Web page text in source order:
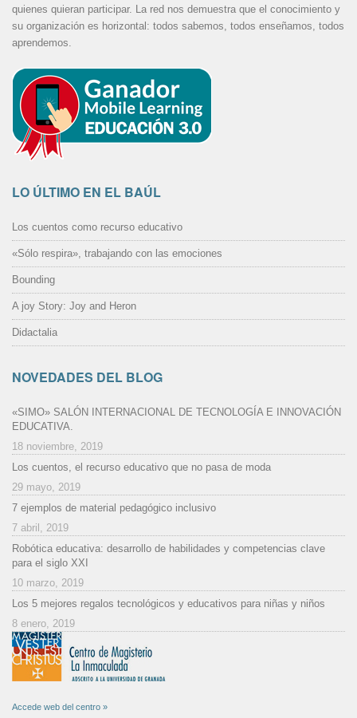
quienes quieran participar. La red nos demuestra que el conocimiento y
su organización es horizontal: todos sabemos, todos enseñamos, todos
aprendemos.
LO ÚLTIMO EN EL BAÚL
Los cuentos como recurso educativo
«Sólo respira», trabajando con las emociones
Bounding
A joy Story: Joy and Heron
Didactalia
NOVEDADES DEL BLOG
«SIMO» SALÓN INTERNACIONAL DE TECNOLOGÍA E INNOVACIÓN
EDUCATIVA.
18 noviembre, 2019
Los cuentos, el recurso educativo que no pasa de moda
29 mayo, 2019
7 ejemplos de material pedagógico inclusivo
7 abril, 2019
Robótica educativa: desarrollo de habilidades y competencias clave
para el siglo XXI
10 marzo, 2019
Los 5 mejores regalos tecnológicos y educativos para niñas y niños
8 enero, 2019
Accede web del centro »